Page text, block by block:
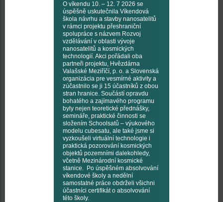
O víkendu 10. – 12. 7 2026 se
úspěšně uskutečnila Víkendová
škola návrhu a stavby nanosatelitů
v rámci projektu přeshraniční
spolupráce s názvem Rozvoj
vzdělávání v oblasti vývoje
nanosatelitů a kosmických
technologií. Akci pořádali oba
partneři projektu, Hvězdárna
Valašské Meziříčí, p. o. a Slovenská
organizácia pre vesmírné aktivity a
zúčastnilo se ji 15 účastníků z obou
stran hranice. Součástí opravdu
bohatého a zajímavého programu
byly nejen teoretické přednášky,
semináře, praktické činnosti se
složením Schoolsatů – výukového
modelu cubesatu, ale také jsme si
vyzkoušeli virtuální technologie i
praktická pozorování kosmických
objektů pozemními dalekohledy,
včetně Mezinárodní kosmické
stanice. Po úspěšném absolvování
víkendové školy a nedělní
samostatné práce obdrželi všichni
účastníci certifikát o absolvování
této školy.